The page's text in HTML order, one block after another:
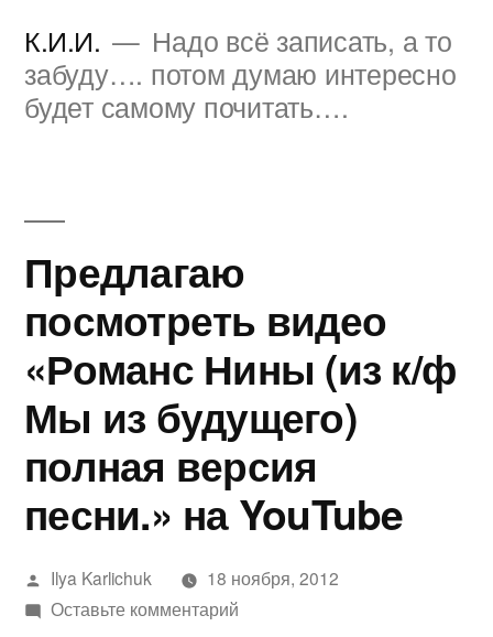
содержимому
К.И.И.
Надо всё записать, а то
забуду…. потом думаю интересно
будет самому почитать….
Предлагаю
посмотреть видео
«Романс Нины (из к/ф
Мы из будущего)
полная версия
песни.» на YouTube
Написано
автором
Ilya Karlichuk
18 ноября, 2012
Оставьте комментарийк